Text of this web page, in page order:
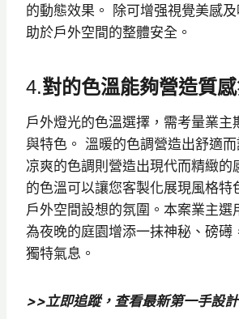
的動態效果。 除可增强視覺美感
助於戶外空間的整體安全。
4.對的色溫能夠營造質
戶外燈光的色溫選擇，需考量業主
與特色。 溫暖的色調營造出舒適
凉爽的色調則營造出現代而精緻的
的色溫可以讓您客製化展現風格特
戶外空間設想的氛圍。本案業主選
為夜晚的庭園增添一抹神秘、磅礡
獨特氣息。
>>立即追蹤，查看最新第一手設